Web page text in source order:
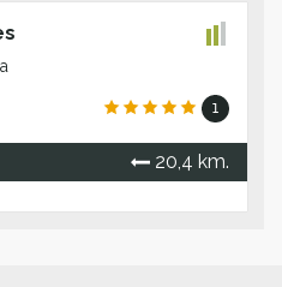
1
20,4 km.